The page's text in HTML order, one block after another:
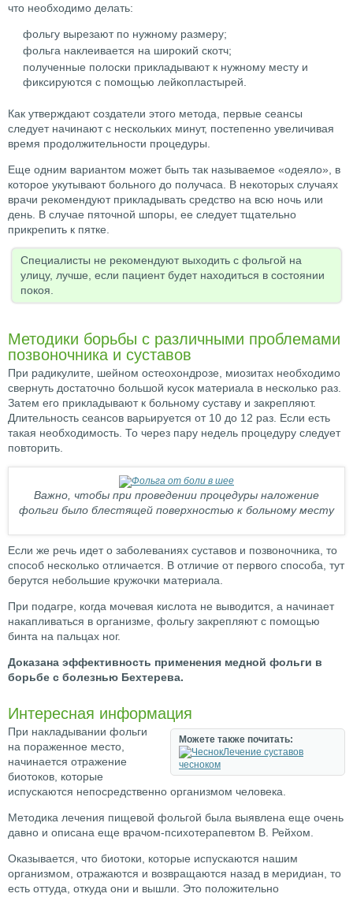
что необходимо делать:
фольгу вырезают по нужному размеру;
фольга наклеивается на широкий скотч;
полученные полоски прикладывают к нужному месту и
фиксируются с помощью лейкопластырей.
Как утверждают создатели этого метода, первые сеансы
следует начинают с нескольких минут, постепенно увеличивая
время продолжительности процедуры.
Еще одним вариантом может быть так называемое «одеяло», в
которое укутывают больного до получаса. В некоторых случаях
врачи рекомендуют прикладывать средство на всю ночь или
день. В случае пяточной шпоры, ее следует тщательно
прикрепить к пятке.
Специалисты не рекомендуют выходить с фольгой на
улицу, лучше, если пациент будет находиться в состоянии
покоя.
Методики борьбы с различными проблемами
позвоночника и суставов
При радикулите, шейном остеохондрозе, миозитах необходимо
свернуть достаточно большой кусок материала в несколько раз.
Затем его прикладывают к больному суставу и закрепляют.
Длительность сеансов варьируется от 10 до 12 раз. Если есть
такая необходимость. То через пару недель процедуру следует
повторить.
Важно, чтобы при проведении процедуры наложение
фольги было блестящей поверхностью к больному месту
Если же речь идет о заболеваниях суставов и позвоночника, то
способ несколько отличается. В отличие от первого способа, тут
берутся небольшие кружочки материала.
При подагре, когда мочевая кислота не выводится, а начинает
накапливаться в организме, фольгу закрепляют с помощью
бинта на пальцах ног.
Доказана эффективность применения медной фольги в
борьбе с болезнью Бехтерева.
Интересная информация
Можете также почитать:
Лечение суставов
чесноком
При накладывании фольги
на пораженное место,
начинается отражение
биотоков, которые
испускаются непосредственно организмом человека.
Методика лечения пищевой фольгой была выявлена еще очень
давно и описана еще врачом-психотерапевтом В. Рейхом.
Оказывается, что биотоки, которые испускаются нашим
организмом, отражаются и возвращаются назад в меридиан, то
есть оттуда, откуда они и вышли. Это положительно